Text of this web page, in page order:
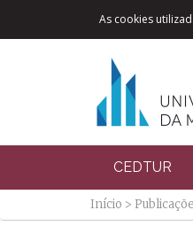
As cookies
CEDTUR
Início >